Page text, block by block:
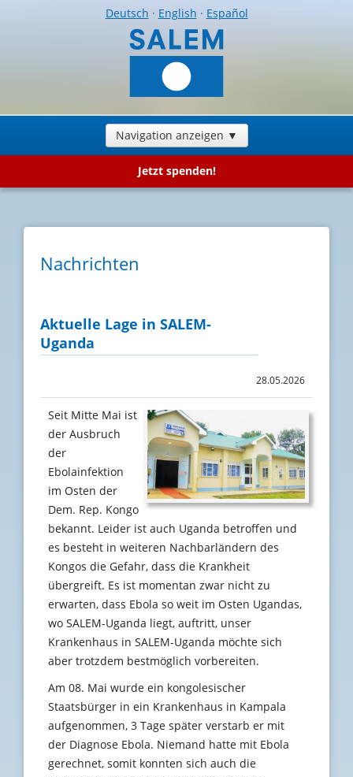
Deutsch · English · Español
Navigation anzeigen ▼
Jetzt spenden!
Nachrichten
Aktuelle Lage in SALEM-
Uganda
28.05.2026
Seit Mitte Mai ist
der Ausbruch
der
Ebolainfektion
im Osten der
Dem. Rep. Kongo
bekannt. Leider ist auch Uganda betroffen und
es besteht in weiteren Nachbarländern des
Kongos die Gefahr, dass die Krankheit
übergreift. Es ist momentan zwar nicht zu
erwarten, dass Ebola so weit im Osten Ugandas,
wo SALEM-Uganda liegt, auftritt, unser
Krankenhaus in SALEM-Uganda möchte sich
aber trotzdem bestmöglich vorbereiten.
Am 08. Mai wurde ein kongolesischer
Staatsbürger in ein Krankenhaus in Kampala
aufgenommen, 3 Tage später verstarb er mit
der Diagnose Ebola. Niemand hatte mit Ebola
gerechnet, somit konnten sich auch die